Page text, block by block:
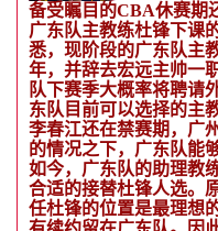
备受瞩目的CBA休赛期
广东队主教练杜锋下课
悉，现阶段的广东队主
年，并辞去宏远主帅一
队下赛季大概率将聘请
东队目前可以选择的主
李春江还在禁赛期，广
的情况之下，广东队能
如今，广东队的助理教
合适的接替杜锋人选。
任杜锋的位置是最理想